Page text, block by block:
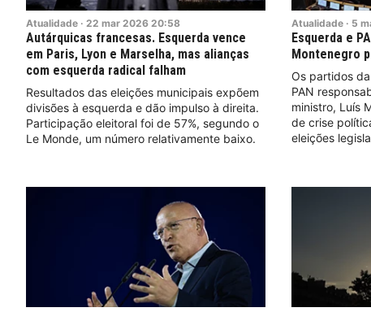
Atualidade · 22 mar 2026 20:58
Autárquicas francesas. Esquerda vence
em Paris, Lyon e Marselha, mas alianças
com esquerda radical falham
Resultados das eleições municipais expõem
divisões à esquerda e dão impulso à direita.
Participação eleitoral foi de 57%, segundo o
Le Monde, um número relativamente baixo.
Atualidade · 5
Esquerda e
Montenegro
Os partidos
PAN
ministro, Luís
de crise
eleições